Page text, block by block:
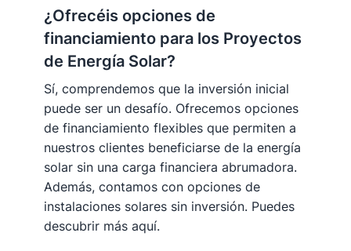
¿Ofrecéis opciones de
financiamiento para los Proyectos
de Energía Solar?
Sí, comprendemos que la inversión inicial
puede ser un desafío. Ofrecemos opciones
de financiamiento flexibles que permiten a
nuestros clientes beneficiarse de la energía
solar sin una carga financiera abrumadora.
Además, contamos con opciones de
instalaciones solares sin inversión. Puedes
descubrir más aquí.